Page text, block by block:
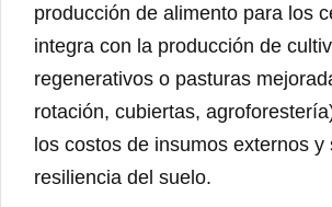
producción de alimento para los
integra con la producción de
regenerativos o pasturas
rotación, cubiertas,
los costos de insumos externos y
resiliencia del suelo.